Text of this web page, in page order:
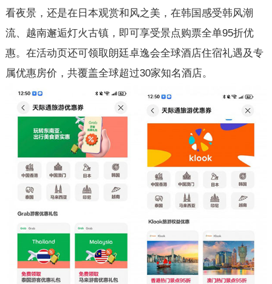
看夜景，还是在日本观赏和风之美，在韩国感受韩风潮
流、越南邂逅灯火古镇，即可享受景点购票全单95折优
惠。在活动页还可领取朗廷卓逸会全球酒店住宿礼遇及专
属优惠房价，共覆盖全球超过30家知名酒店。